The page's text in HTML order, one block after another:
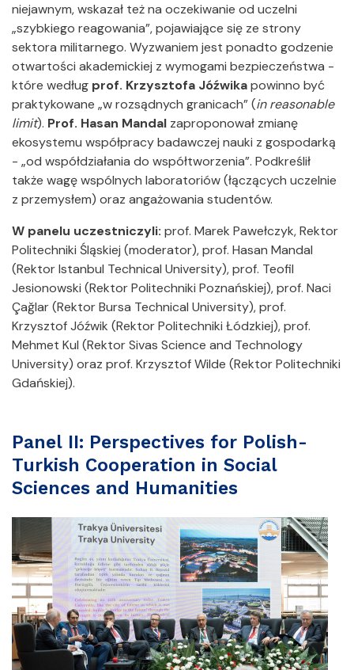
niejawnym, wskazał też na oczekiwanie od uczelni
„szybkiego reagowania”, pojawiające się ze strony
sektora militarnego. Wyzwaniem jest ponadto godzenie
otwartości akademickiej z wymogami bezpieczeństwa -
które według prof. Krzysztofa Jóźwikapowinno być
praktykowane „w rozsądnych granicach” (in reasonable
limit). Prof. Hasan Mandal zaproponował zmianę
ekosystemu współpracy badawczej nauki z gospodarką
- „od współdziałania do współtworzenia”. Podkreślił
także wagę wspólnych laboratoriów (łączących uczelnie
z przemysłem) oraz angażowania studentów.
W panelu uczestniczyli: prof. Marek Pawełczyk, Rektor
Politechniki Śląskiej (moderator), prof. Hasan Mandal
(Rektor Istanbul Technical University), prof. Teofil
Jesionowski (Rektor Politechniki Poznańskiej), prof. Naci
Çağlar (Rektor Bursa Technical University), prof.
Krzysztof Jóźwik (Rektor Politechniki Łódzkiej), prof.
Mehmet Kul (Rektor Sivas Science and Technology
University) oraz prof. Krzysztof Wilde (Rektor Politechniki
Gdańskiej).
Panel II: Perspectives for Polish-
Turkish Cooperation in Social
Sciences and Humanities